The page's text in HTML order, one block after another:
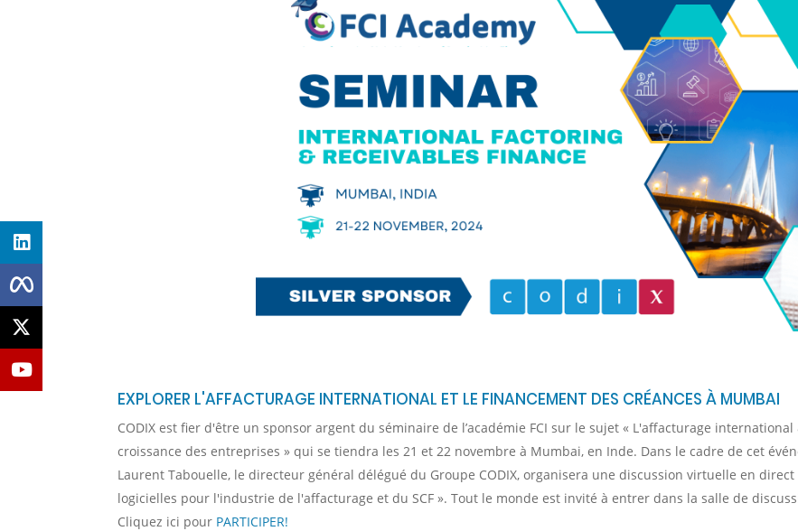
EXPLORER L'AFFACTURAGE INTERNATIONAL ET LE FINANCEMENT DES CRÉANCES À MUMBAI
CODIX est fier d'être un sponsor argent du séminaire de l’académie FCI sur le sujet « L'affacturage
croissance des entreprises » qui se tiendra les 21 et 22 novembre à Mumbai, en Inde. Dans le cadre de cet
Laurent Tabouelle, le directeur général délégué du Groupe CODIX, organisera une discussion virtuelle en
logicielles pour l'industrie de l'affacturage et du SCF ». Tout le monde est invité à entrer dans la salle de
Cliquez ici pour PARTICIPER!